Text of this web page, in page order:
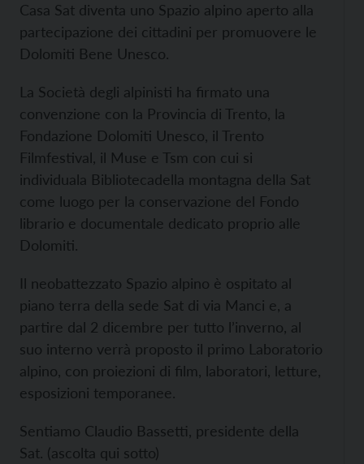
Casa Sat diventa uno Spazio alpino aperto alla
partecipazione dei cittadini per promuovere le
Dolomiti Bene Unesco.
La Società degli alpinisti ha firmato una
convenzione con la Provincia di Trento, la
Fondazione Dolomiti Unesco, il Trento
Filmfestival, il Muse e Tsm con cui si
individuala Bibliotecadella montagna della Sat
come luogo per la conservazione del Fondo
librario e documentale dedicato proprio alle
Dolomiti.
Il neobattezzato Spazio alpino è ospitato al
piano terra della sede Sat di via Manci e, a
partire dal 2 dicembre per tutto l’inverno, al
suo interno verrà proposto il primo Laboratorio
alpino, con proiezioni di film, laboratori, letture,
esposizioni temporanee.
Sentiamo Claudio Bassetti, presidente della
Sat. (ascolta qui sotto)